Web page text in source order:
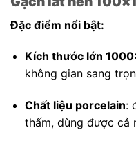
Đặc điểm nổi bật:
Kích thước lớn
không gian sang
Chất liệu porcelain:
thấm, dùng được cả